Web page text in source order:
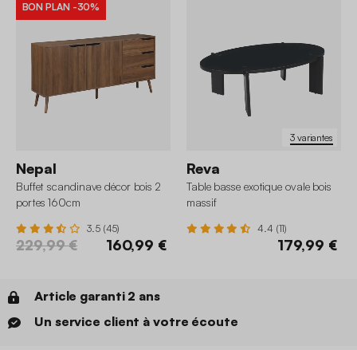
BON PLAN -30%
Nepal
Buffet scandinave décor bois 2
portes 160cm
3.5 (45)
229,99 € 160,99 €
3 variantes
Reva
Table basse exotique ovale bois
massif
4.4 (11)
179,99 €
Article garanti 2 ans
Un service client à votre écoute